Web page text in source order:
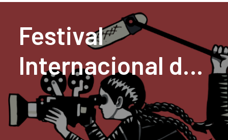
Centro Cultural de
Festival
Internacional de
Cine Documental
CentraDoc